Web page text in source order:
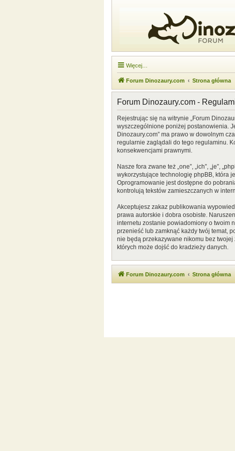
Więcej…
Forum Dinozaury.com Strona główna
Forum Dinozaury.com -
Rejestrując się na witrynie „Forum
wyszczególnione poniżej postanowienia.
Dinozaury.com” ma prawo w dowolnym
regularnie zaglądali do tego regulaminu.
konsekwencjami prawnymi.
Nasze fora zwane też „one”, „ich”, „je”,
wykorzystujące technologię phpBB, która
Oprogramowanie jest dostępne do
kontrolują tekstów zamieszczanych w
Akceptujesz zakaz publikowania
prawa autorskie i dobra osobiste.
internetu zostanie powiadomiony o twoim
przenieść lub zamknąć każdy twój temat,
nie będą przekazywane nikomu bez twojej
których może dojść do kradzieży danych.
Forum Dinozaury.com Strona główna